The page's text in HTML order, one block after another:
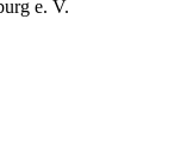
e. V.